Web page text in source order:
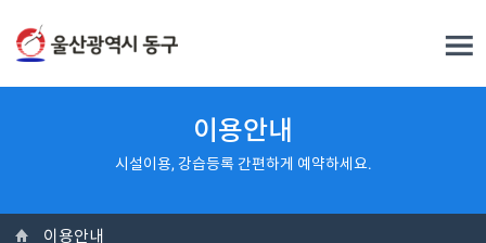
이용안내
시설이용, 강습등록 간편하게 예약하세요.
이용안내